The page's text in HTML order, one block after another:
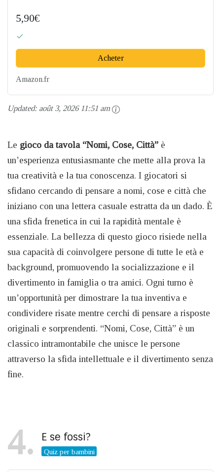
5,90€
Acheter
Amazon.fr
Updated: août 3, 2026 11:51 am
Le gioco da tavola “Nomi, Cose, Città” è
un’esperienza entusiasmante che mette alla prova la
tua creatività e la tua conoscenza. I giocatori si
sfidano cercando di pensare a nomi, cose e città che
iniziano con una lettera casuale estratta da un dado. È
una sfida frenetica in cui la rapidità mentale è
essenziale. La bellezza di questo gioco risiede nella
sua capacità di coinvolgere persone di tutte le età e
background, promuovendo la socializzazione e il
divertimento in famiglia o tra amici. Ogni turno è
un’opportunità per dimostrare la tua inventiva e
condividere risate mentre cerchi di pensare a risposte
originali e sorprendenti. “Nomi, Cose, Città” è un
classico intramontabile che unisce le persone
attraverso la sfida intellettuale e il divertimento senza
fine.
4 E se fossi?
Quiz per bambini